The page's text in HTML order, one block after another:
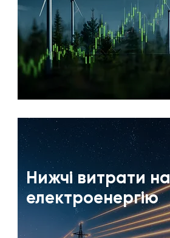
Нижчі витрати на
електроенергію